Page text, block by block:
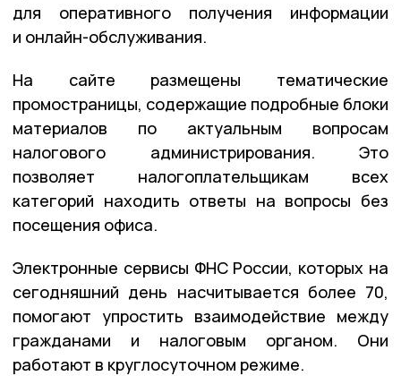
для оперативного получения информации
и онлайн-обслуживания.
На сайте размещены тематические
промостраницы, содержащие подробные блоки
материалов по актуальным вопросам
налогового администрирования. Это
позволяет налогоплательщикам всех
категорий находить ответы на вопросы без
посещения офиса.
Электронные сервисы ФНС России, которых на
сегодняшний день насчитывается более 70,
помогают упростить взаимодействие между
гражданами и налоговым органом. Они
работают в круглосуточном режиме.